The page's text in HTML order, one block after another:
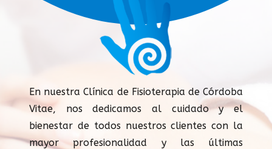
En nuestra Clínica de Fisioterapia de Córdoba
Vitae, nos dedicamos al cuidado y el
bienestar de todos nuestros clientes con la
mayor profesionalidad y las últimas